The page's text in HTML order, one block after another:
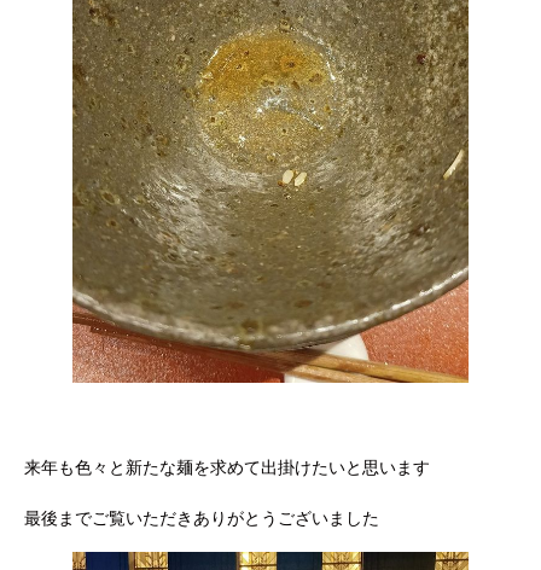
来年も色々と新たな麺を求めて出掛けたいと思います
最後までご覧いただきありがとうございました